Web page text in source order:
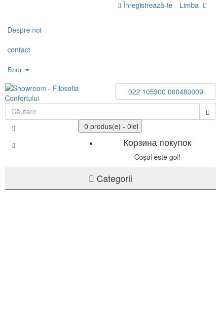
Despre noi
contact
Блог
Înregistrează-te Limba
022 105900 060480009
0 produs(e) - 0lei
Корзина покупок
Coșul este gol!
Categorii